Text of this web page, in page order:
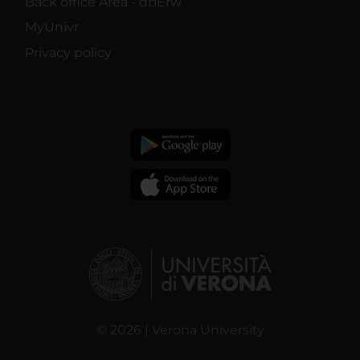
MyUnivr
Privacy policy
© 2026 | Verona University